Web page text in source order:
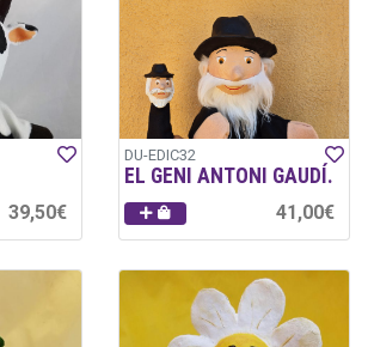
39,50€
DU-EDIC32
EL GENI ANTONI GAUDÍ.
41,00€